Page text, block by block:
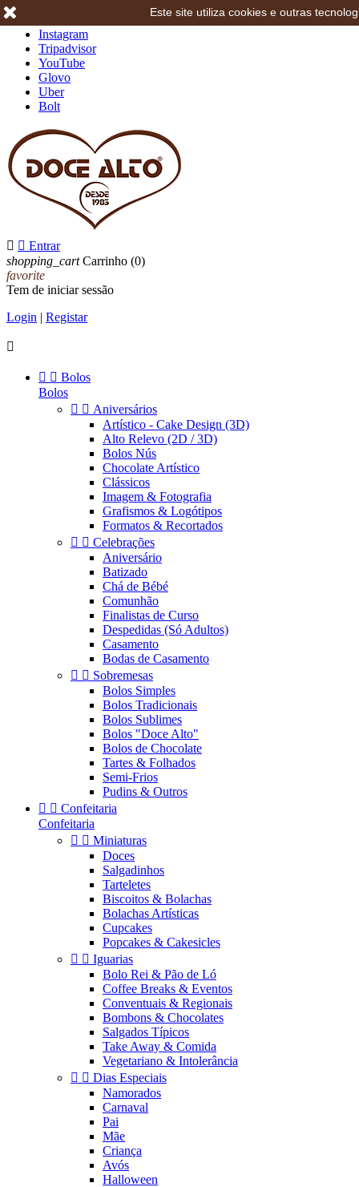
Instagram
Tripadvisor
YouTube
Glovo
Uber
Bolt
  Entrar
shopping_cart Carrinho (0)
favorite
Tem de iniciar sessão
Login | Registar

  Bolos
Bolos
  Aniversários
Artístico - Cake Design (3D)
Alto Relevo (2D / 3D)
Bolos Nús
Chocolate Artístico
Clássicos
Imagem & Fotografia
Grafismos & Logótipos
Formatos & Recortados
  Celebrações
Aniversário
Batizado
Chá de Bébé
Comunhão
Finalistas de Curso
Despedidas (Só Adultos)
Casamento
Bodas de Casamento
  Sobremesas
Bolos Simples
Bolos Tradicionais
Bolos Sublimes
Bolos "Doce Alto"
Bolos de Chocolate
Tartes & Folhados
Semi-Frios
Pudins & Outros
  Confeitaria
Confeitaria
  Miniaturas
Doces
Salgadinhos
Tarteletes
Biscoitos & Bolachas
Bolachas Artísticas
Cupcakes
Popcakes & Cakesicles
  Iguarias
Bolo Rei & Pão de Ló
Coffee Breaks & Eventos
Conventuais & Regionais
Bombons & Chocolates
Salgados Típicos
Take Away & Comida
Vegetariano & Intolerância
  Dias Especiais
Namorados
Carnaval
Pai
Mãe
Criança
Avós
Halloween
Este site utiliza cookies e outras